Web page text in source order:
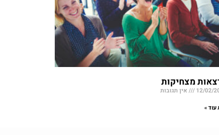
מצחיקות
12/02/ אין תגובות
עוד »